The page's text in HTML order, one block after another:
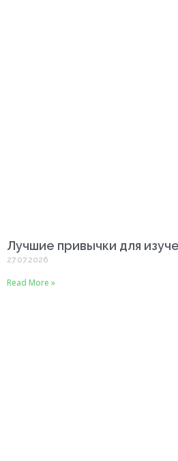
Лучшие привычки для
27.07.2026
Read More »